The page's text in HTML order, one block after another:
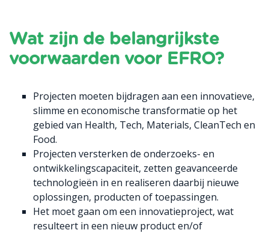
Wat zijn de belangrijkste
voorwaarden voor EFRO?
Projecten moeten bijdragen aan een innovatieve,
slimme en economische transformatie op het
gebied van Health, Tech, Materials, CleanTech en
Food.
Projecten versterken de onderzoeks- en
ontwikkelingscapaciteit, zetten geavanceerde
technologieën in en realiseren daarbij nieuwe
oplossingen, producten of toepassingen.
Het moet gaan om een innovatieproject, wat
resulteert in een nieuw product en/of